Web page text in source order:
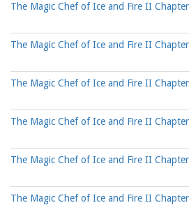
The Magic Chef of Ice and Fire II
The Magic Chef of Ice and Fire II
The Magic Chef of Ice and Fire II
The Magic Chef of Ice and Fire II
The Magic Chef of Ice and Fire II
The Magic Chef of Ice and Fire II